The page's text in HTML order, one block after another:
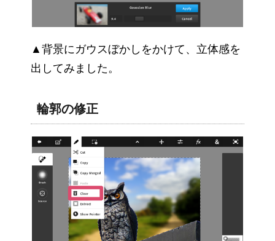
▲背景にガウスぼかしをかけて、立体感を
出してみました。
輪郭の修正